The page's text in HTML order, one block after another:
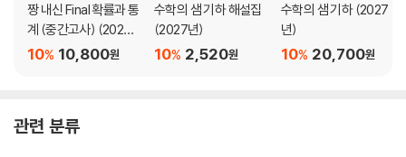
짱 내신 Final 확률과 통
계 (중간고사) (2026
년)
10,800원
10%
수학의 샘 기하 해설집
(2027년)
2,520원
10%
수학의 샘 기하 (2027
년)
20,700원
10%
관련 분류